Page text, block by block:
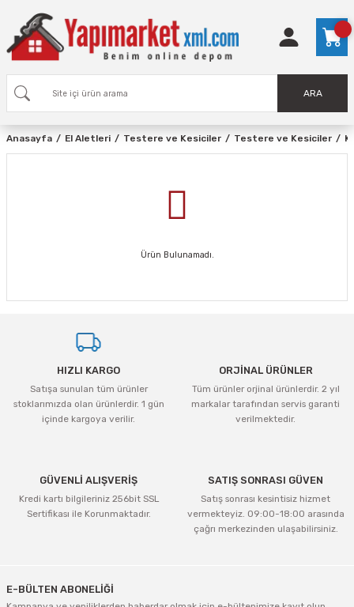
ARA
Anasayfa El Aletleri Testere ve Kesiciler Testere ve Kesiciler
Ürün Bulunamadı.
HIZLI KARGO
Satışa sunulan tüm ürünler
stoklarımızda olan ürünlerdir. 1 gün
içinde kargoya verilir.
ORJİNAL ÜRÜNLER
Tüm ürünler orjinal ürünlerdir. 2 yıl
markalar tarafından servis garanti
verilmektedir.
GÜVENLİ ALIŞVERİŞ
Kredi kartı bilgileriniz 256bit SSL
Sertifikası ile Korunmaktadır.
SATIŞ SONRASI GÜVEN
Satış sonrası kesintisiz hizmet
vermekteyiz. 09:00-18:00 arasında
çağrı merkezinden ulaşabilirsiniz.
E-BÜLTEN ABONELİĞİ